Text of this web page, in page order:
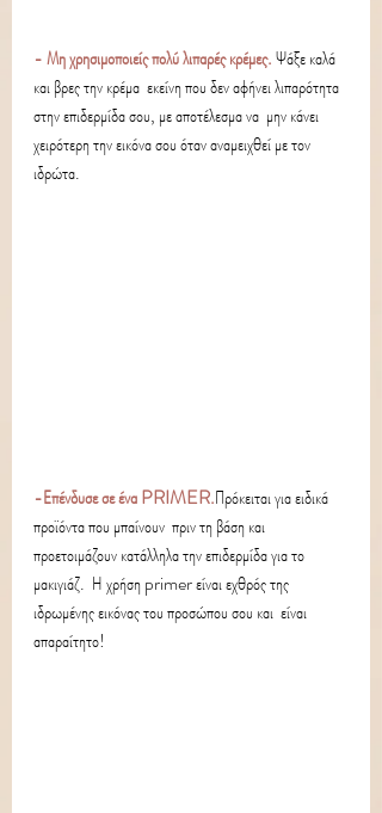
- Μη χρησιμοποιείς πολύ λιπαρές κρέμες. Ψάξε καλά
και βρες την κρέμα  εκείνη που δεν αφήνει λιπαρότητα
στην επιδερμίδα σου, με αποτέλεσμα να  μην κάνει
χειρότερη την εικόνα σου όταν αναμειχθεί με τον
ιδρώτα.
-Επένδυσε σε ένα PRIMER.Πρόκειται για ειδικά
προϊόντα που μπαίνουν  πριν τη βάση και
προετοιμάζουν κατάλληλα την επιδερμίδα για το
μακιγιάζ.  Η χρήση primer είναι εχθρός της
ιδρωμένης εικόνας του προσώπου σου και  είναι
απαραίτητο!